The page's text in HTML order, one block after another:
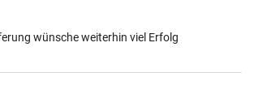
wünsche weiterhin viel Erfolg